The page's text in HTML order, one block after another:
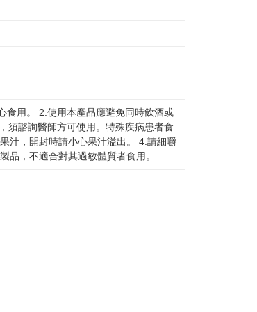
食用。 2.使用本產品應避免同時飲酒或
須諮詢醫師方可使用。特殊疾病患者食
汁，開封時請小心果汁溢出。 4.請細嚼
品，不適合對其過敏體質者食用。